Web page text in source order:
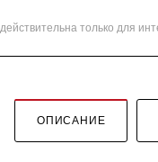
только для
ОПИСАНИЕ